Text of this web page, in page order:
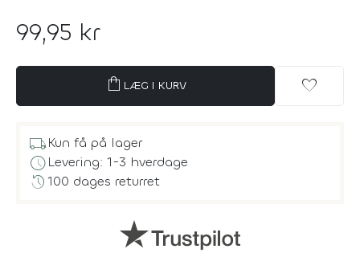
99,95 kr
shopping_bag LÆG I KURV favorite
local_shippingKun få på lager
scheduleLevering: 1-3 hverdage
history100 dages returret